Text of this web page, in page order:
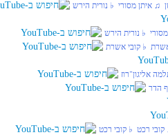
♫ איתן מסורי‏ ♭ נורית הירש
♭ נורית הירש
♭ קובי אשרת
אליגון־רוז
הדר
רכט‏ ♭ קובי רכט